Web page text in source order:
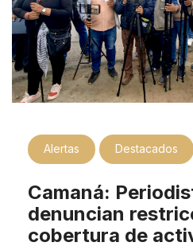
Alertas Destacados
Camaná:
denuncian
cobertura de